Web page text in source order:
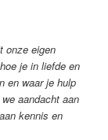
onze eigen
je in liefde en
en waar je hulp
aandacht aan
kennis en